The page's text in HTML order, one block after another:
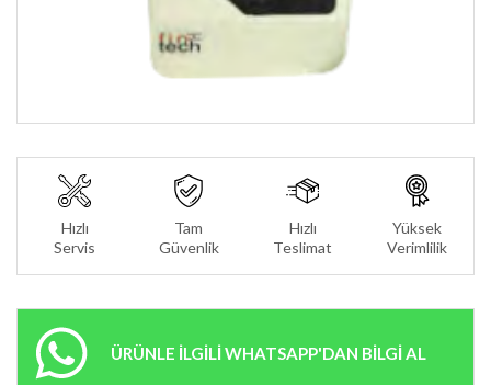
Hızlı
Servis
Tam
Güvenlik
Hızlı
Teslimat
Yüksek
Verimlilik
ÜRÜNLE İLGİLİ WHATSAPP'DAN BİLGİ AL